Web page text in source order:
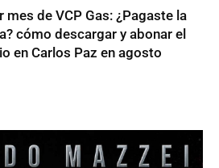
mes de VCP Gas: ¿Pagaste la
cómo descargar y abonar el
en Carlos Paz en agosto